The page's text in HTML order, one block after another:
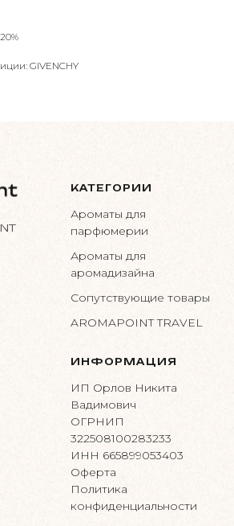
GIVENCHY
КАТЕГОРИИ
Ароматы для
парфюмерии
Ароматы для
аромадизайна
Сопутствующие товары
AROMAPOINT TRAVEL
ИНФОРМАЦИЯ
ИП Орлов Никита
Вадимович
ОГРНИП
322508100283233
ИНН 665899053403
Оферта
Политика
конфиденциальности